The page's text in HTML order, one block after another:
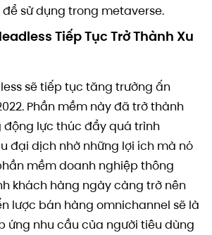
để sử dụng trong metaverse.
Tiếp Tục Trở Thành Xu
sẽ tiếp tục tăng trưởng ấn
Phần mềm này đã trở thành
động lực thúc đẩy quá trình
đại dịch nhờ những lợi ích mà nó
mềm doanh nghiệp thông
khách hàng ngày càng trở nên
lược bán hàng omnichannel sẽ là
ứng nhu cầu của người tiêu dùng